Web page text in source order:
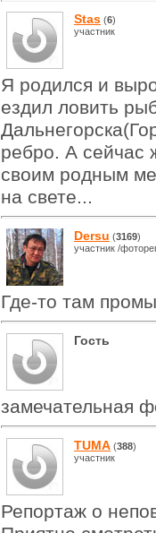
Stas (6)
участник
Я родился и
ездил ловить
ребро. А сейчас
своим родным
на свете...
Dersu (3169)
участник /
Где-то там
Гость
замечательная
TUMA (388)
участник
Репортаж о